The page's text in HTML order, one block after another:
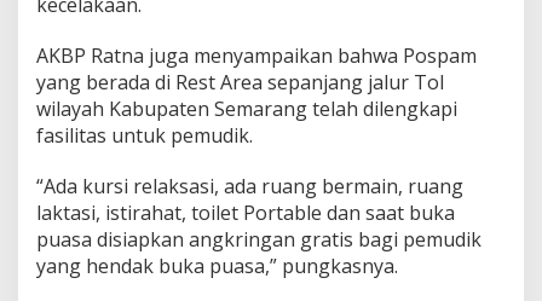
e
a
4
2
AKBP Ratna juga menyampaikan bahwa Pospam
yang berada di Rest Area sepanjang jalur Tol
wilayah Kabupaten Semarang telah dilengkapi
fasilitas untuk pemudik.
“Ada kursi relaksasi, ada ruang bermain, ruang
laktasi, istirahat, toilet Portable dan saat buka
puasa disiapkan angkringan gratis bagi pemudik
yang hendak buka puasa,” pungkasnya.